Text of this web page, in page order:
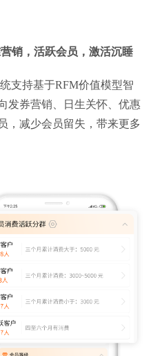
销，活跃会员，激活沉睡
支持基于RFM价值模型智
发券营销、日生关怀、优惠
，减少会员留失，带来更多